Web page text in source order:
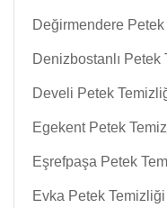
Değirmendere
Denizbostanlı Petek
Develi Petek
Egekent Petek
Eşrefpaşa Petek
Evka Petek Temizliği